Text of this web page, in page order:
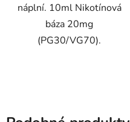
náplní. 10ml Nikotínová
báza 20mg
(PG30/VG70).